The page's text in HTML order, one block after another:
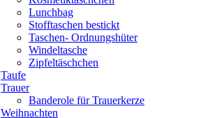
Lunchbag
Stofftaschen bestickt
Taschen- Ordnungshüter
Windeltasche
Zipfeltäschchen
Taufe
Trauer
Banderole für Trauerkerze
Weihnachten